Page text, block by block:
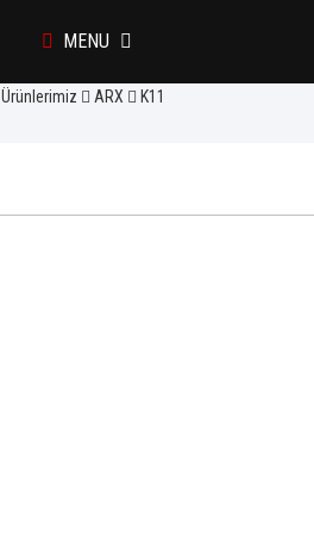
MENU
Ürünlerimiz ARX K11